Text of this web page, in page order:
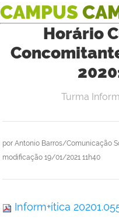
CAMPUS
Horário
por Antonio Barros/Comunicação
modificação 19/01/2021 11h40
Turma
Inform+ítica